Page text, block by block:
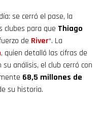
se cerró el pase, la
clubes para que Thiago
de River“. La
, quien detalló las cifras de
su análisis, el club cerró con
68,5 millones de
su historia.